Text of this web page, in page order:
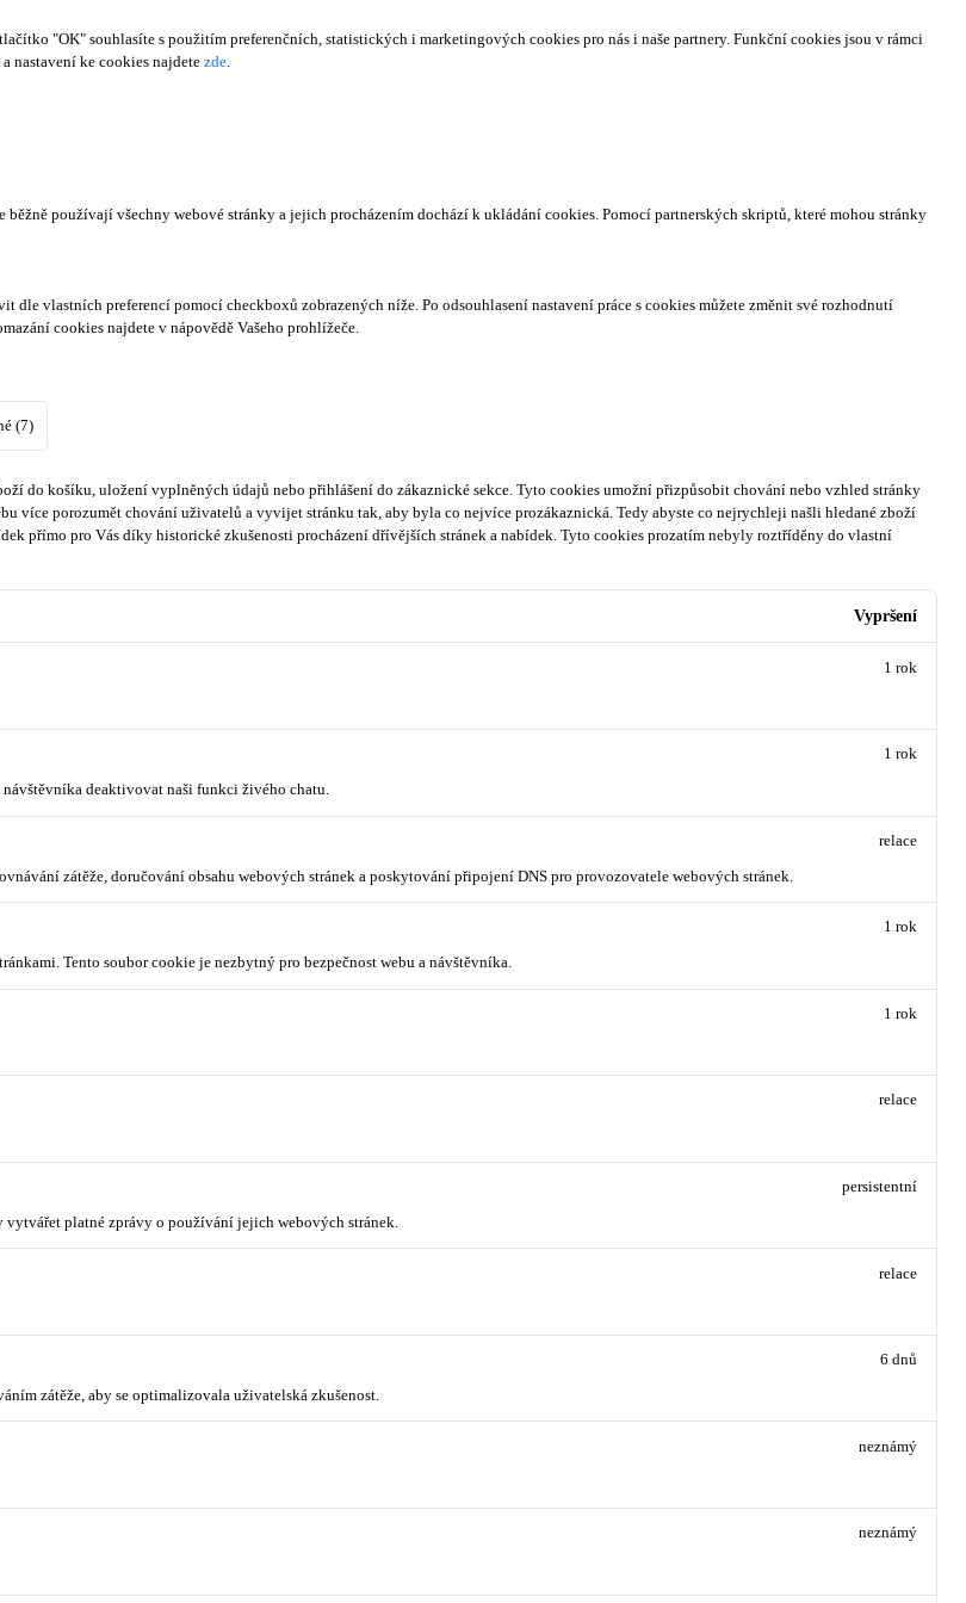
"OK" souhlasíte s použitím preferenčních, statistických i marketingových cookies pro nás i naše partnery. Funkční cookies jsou v rámci
nastavení ke cookies najdete zde.
používají všechny webové stránky a jejich procházením dochází k ukládání cookies. Pomocí partnerských skriptů, které mohou stránky
vlastních preferencí pomocí checkboxů zobrazených níže. Po odsouhlasení nastavení práce s cookies můžete změnit své rozhodnutí
cookies najdete v nápovědě Vašeho prohlížeče.
(7)
do košíku, uložení vyplněných údajů nebo přihlášení do zákaznické sekce. Tyto cookies umožní přizpůsobit chování nebo vzhled stránky
více porozumět chování uživatelů a vyvijet stránku tak, aby byla co nejvíce prozákaznická. Tedy abyste co nejrychleji našli hledané zboží
přímo pro Vás díky historické zkušenosti procházení dřívějších stránek a nabídek. Tyto cookies prozatím nebyly roztříděny do vlastní
Vypršení
1 rok
deaktivovat naši funkci živého chatu.
1 rok
zátěže, doručování obsahu webových stránek a poskytování připojení DNS pro provozovatele webových stránek.
relace
Tento soubor cookie je nezbytný pro bezpečnost webu a návštěvníka.
1 rok
1 rok
relace
platné zprávy o používání jejich webových stránek.
persistentní
relace
zátěže, aby se optimalizovala uživatelská zkušenost.
6 dnů
neznámý
neznámý